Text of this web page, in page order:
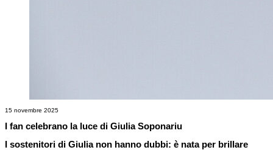
15 novembre 2025
I fan celebrano la luce di Giulia Soponariu
I sostenitori di Giulia non hanno dubbi: è nata per brillare